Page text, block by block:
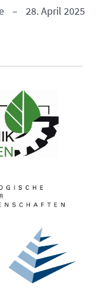
– 28. April 2025